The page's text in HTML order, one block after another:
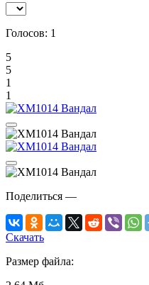
Голосов: 1
5
5
1
1
Поделиться —
Скачать
Размер файла: